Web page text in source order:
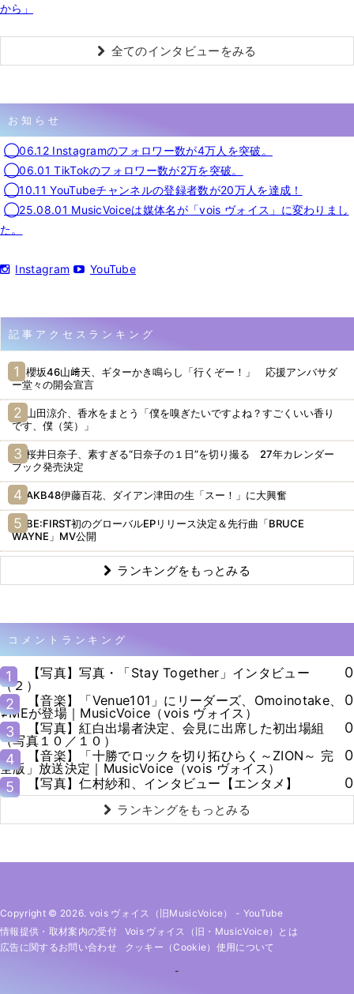
から」
全てのインタビューをみる
お知らせ
◯06.12 Instagramのフォロワー数が4万人を突破。
◯06.01 TikTokのフォロワー数が2万を突破。
◯10.11 YouTubeチャンネルの登録者数が20万人を達成！
◯25.08.01 MusicVoiceは媒体名が「vois ヴォイス」に変わりまし
た。
Instagram YouTube
記事アクセスランキング
櫻坂46山﨑天、ギターかき鳴らし「行くぞー！」 応援アンバサダ
ー堂々の開会宣言
山田涼介、香水をまとう「僕を嗅ぎたいですよね？すごくいい香り
です、僕（笑）」
桜井日奈子、素すぎる“日奈子の１日”を切り撮る 27年カレンダー
ブック発売決定
AKB48伊藤百花、ダイアン津田の生「スー！」に大興奮
BE:FIRST初のグローバルEPリリース決定＆先行曲「BRUCE
WAYNE」MV公開
ランキングをもっとみる
コメントランキング
1
【写真】写真・「Stay Together」インタビュー
（２）
0
2
【音楽】「Venue101」にリーダーズ、Omoinotake、
≠MEが登場｜MusicVoice（vois ヴォイス）
0
3
【写真】紅白出場者決定、会見に出席した初出場組
（写真１０／１０）
0
4
【音楽】「十勝でロックを切り拓ひらく～ZION～ 完
全版」放送決定｜MusicVoice（vois ヴォイス）
0
5
【写真】仁村紗和、インタビュー【エンタメ】 0
ランキングをもっとみる
Copyright © 2026. vois ヴォイス（旧MusicVoice） - YouTube
情報提供・取材案内の受付
Vois ヴォイス（旧・MusicVoice）とは
広告に関するお問い合わせ
クッキー（cookie）使用について
-